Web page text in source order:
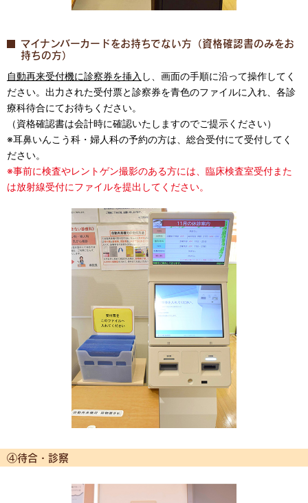
マイナンバーカードをお持ちでない方（資格確認書のみをお
持ちの方）
自動再来受付機に診察券を挿入 し、画面の手順に沿って操作してく
ださい。出力された受付票と診察券を青色のファイルに入れ、各診
療科待合にてお待ちください。
（資格確認書は会計時に確認いたしますのでご提示ください）
※耳鼻いんこう科・婦人科の予約の方は、総合受付にて受付してく
ださい。
※事前に検査やレントゲン撮影のある方には、臨床検査室受付また
は放射線受付にファイルを提出してください。
④待合・診察